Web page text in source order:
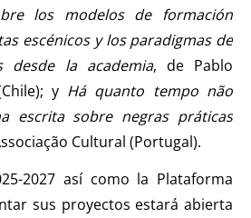
los modelos de formación
escénicos y los paradigmas de
desde la academia, de Pablo
y Há quanto tempo não
escrita sobre negras práticas
Cultural (Portugal).
2027 así como la Plataforma
sus proyectos estará abierta